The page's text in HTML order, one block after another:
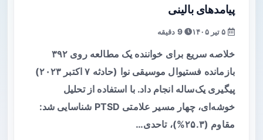
پیامدهای بالینی
9 دقیقه
خلاصه سریع برای خواننده یک مطالعه روی ۳۹۲
بازمانده فستیوال موسیقی نوا (حادثه ۷ اکتبر ۲۰۲۳)
پیگیری یک‌ساله انجام داد. با استفاده از تحلیل
خوشه‌ای، چهار مسیر علامتی PTSD شناسایی شد:
مقاوم (۲۵.۳%)، تاحدی…